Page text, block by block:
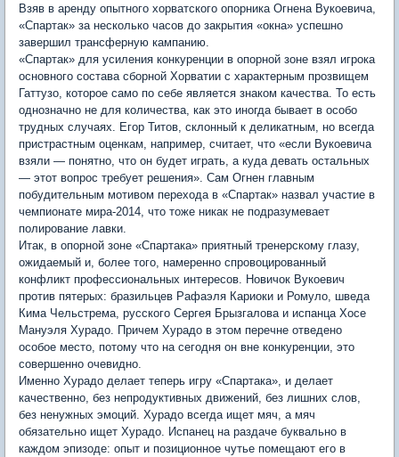
Взяв в аренду опытного хорватского опорника Огнена Вукоевича,
«Спартак» за несколько часов до закрытия «окна» успешно
завершил трансферную кампанию.
«Спартак» для усиления конкуренции в опорной зоне взял игрока
основного состава сборной Хорватии с характерным прозвищем
Гаттузо, которое само по себе является знаком качества. То есть
однозначно не для количества, как это иногда бывает в особо
трудных случаях. Егор Титов, склонный к деликатным, но всегда
пристрастным оценкам, например, считает, что «если Вукоевича
взяли — понятно, что он будет играть, а куда девать остальных
— этот вопрос требует решения». Сам Огнен главным
побудительным мотивом перехода в «Спартак» назвал участие в
чемпионате мира-2014, что тоже никак не подразумевает
полирование лавки.
Итак, в опорной зоне «Спартака» приятный тренерскому глазу,
ожидаемый и, более того, намеренно спровоцированный
конфликт профессиональных интересов. Новичок Вукоевич
против пятерых: бразильцев Рафаэля Кариоки и Ромуло, шведа
Кима Чельстрема, русского Сергея Брызгалова и испанца Хосе
Мануэля Хурадо. Причем Хурадо в этом перечне отведено
особое место, потому что на сегодня он вне конкуренции, это
совершенно очевидно.
Именно Хурадо делает теперь игру «Спартака», и делает
качественно, без непродуктивных движений, без лишних слов,
без ненужных эмоций. Хурадо всегда ищет мяч, а мяч
обязательно ищет Хурадо. Испанец на раздаче буквально в
каждом эпизоде: опыт и позиционное чутье помещают его в